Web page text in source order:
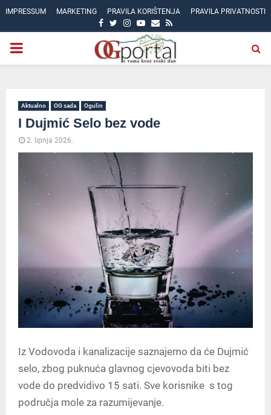
IMPRESSUM MARKETING PRAVILA KORIŠTENJA PRAVILA PRIVATNOSTI
FACEBOOK
TWITTER
INSTAGRAM
YOUTUBE
EMAIL
RSS
PRIMARY
Aktualno OG sada Ogulin
I Dujmić Selo bez vode
2. lipnja 2026.
Iz Vodovoda i kanalizacije saznajemo da će Dujmić
selo, zbog puknuća glavnog cjevovoda biti bez
vode do predvidivo 15 sati. Sve korisnike s tog
područja mole za razumijevanje.